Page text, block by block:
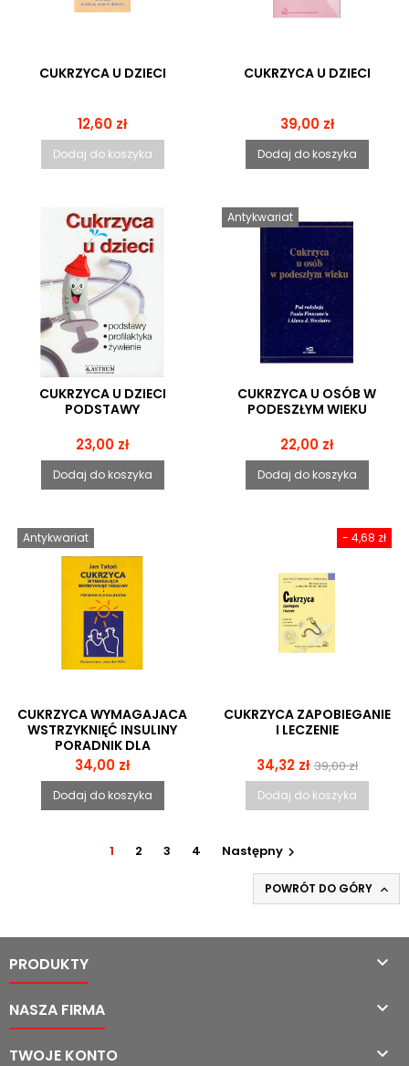
CUKRZYCA U DZIECI
Cena
12,60 zł
Dodaj do koszyka
CUKRZYCA U DZIECI
Cena
39,00 zł
Dodaj do koszyka
CUKRZYCA U DZIECI
PODSTAWY
Cena
23,00 zł
Dodaj do koszyka
Antykwariat
CUKRZYCA U OSÓB W
PODESZŁYM WIEKU
Cena
22,00 zł
Dodaj do koszyka
Antykwariat
CUKRZYCA WYMAGAJACA
WSTRZYKNIĘĆ INSULINY
PORADNIK DLA
PACJENTÓW
Cena
34,00 zł
Dodaj do koszyka
- 4,68 zł
CUKRZYCA ZAPOBIEGANIE
I LECZENIE
Cena
34,32 zł Cena
podstawowa
39,00 zł
Dodaj do koszyka
1 2 3 4 Następny 
POWRÓT DO GÓRY 
PRODUKTY 
NASZA FIRMA 
TWOJE KONTO 